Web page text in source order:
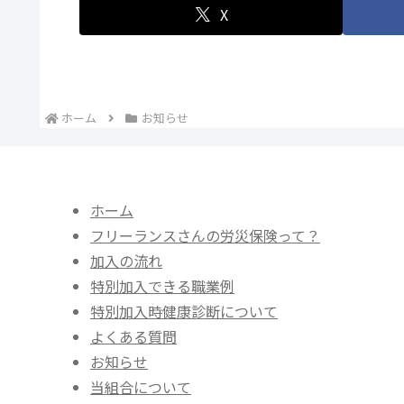
X
ホーム お知らせ
ホーム
フリーランスさんの労災保険って？
加入の流れ
特別加入できる職業例
特別加入時健康診断について
よくある質問
お知らせ
当組合について